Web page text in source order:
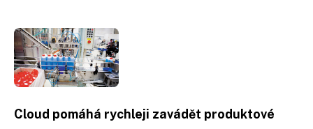
Cloud pomáhá rychleji zavádět produktové